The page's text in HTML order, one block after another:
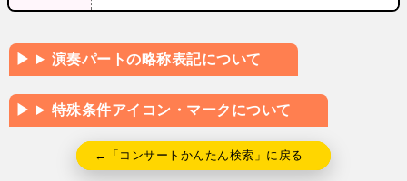
演奏パートの略称表記について
特殊条件アイコン・マークについて
←「コンサートかんたん検索」に戻る